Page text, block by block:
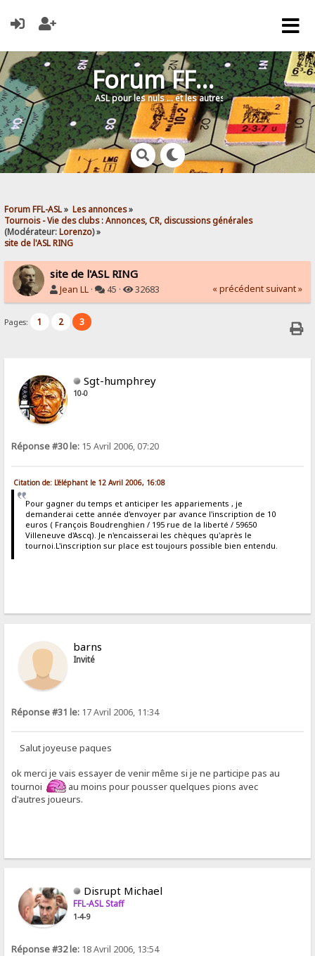
Forum FFL-ASL
ASL pour les nuls … et les autres !
Forum FFL-ASL» Les annonces»
Tournois - Vie des clubs : Annonces, CR, discussions générales
(Modérateur:Lorenzo) »
site de l'ASL RING
site de l'ASL RING
Jean LL · 45 · 32683 « précédent suivant »
Pages: 1 2 3
Sgt-humphrey
10-0
Réponse #30 le: 15 Avril 2006, 07:20
Citation de: L'éléphant le 12 Avril 2006, 16:08
Pour gagner du temps et anticiper les appariements , je
demanderai cette année d'envoyer par avance l'inscription de 10
euros ( François Boudrenghien / 195 rue de la liberté / 59650
Villeneuve d'Ascq). Je n'encaisserai les chèques qu'après le
tournoi.L'inscription sur place est toujours possible bien entendu.
barns
Invité
Réponse #31 le: 17 Avril 2006, 11:34
Salut joyeuse paques
ok merci je vais essayer de venir même si je ne participe pas au
tournoi
au moins pour pousser quelques pions avec
d'autres joueurs.
Disrupt Michael
FFL-ASL Staff
1-4-9
Réponse #32 le: 18 Avril 2006, 13:54